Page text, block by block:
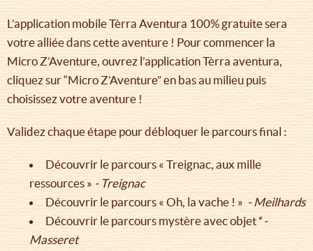
L’application mobile Tèrra Aventura 100% gratuite sera
votre alliée dans cette aventure ! Pour commencer la
Micro Z’Aventure, ouvrez l’application Tèrra aventura,
cliquez sur “Micro Z’Aventure” en bas au milieu puis
choisissez votre aventure !
Validez chaque étape pour débloquer le parcours final :
Découvrir le parcours « Treignac, aux mille
ressources » - Treignac
Découvrir le parcours « Oh, la vache ! » - Meilhards
Découvrir le parcours mystère avec objet* -
Masseret